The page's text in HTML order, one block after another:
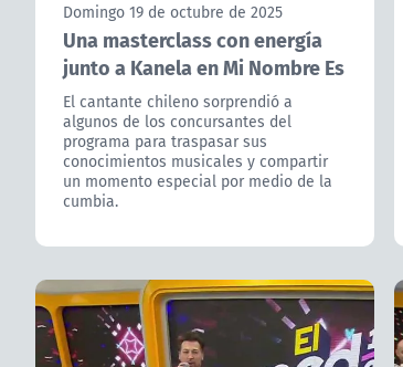
Domingo 19 de octubre de 2025
Una masterclass con energía
junto a Kanela en Mi Nombre Es
El cantante chileno sorprendió a
algunos de los concursantes del
programa para traspasar sus
conocimientos musicales y compartir
un momento especial por medio de la
cumbia.